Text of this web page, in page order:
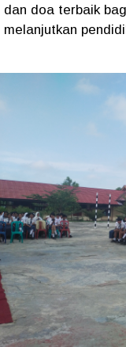
dan doa terbaik
melanjutkan